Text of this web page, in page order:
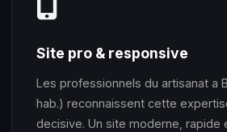
Site pro & responsive
Les professionnels du artisanat a
hab.) reconnaissent cette
decisive. Un site moderne, rapide